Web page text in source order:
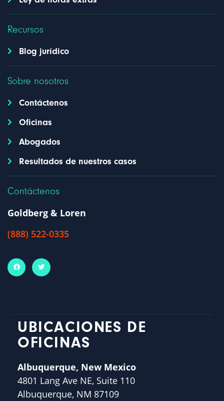
Recursos
Blog jurídico
Sobre nosotros
Contáctenos
Oficinas
Abogados
Resultados de nuestros casos
Contáctenos
Goldberg & Loren
(888) 522-0335
UBICACIONES DE
OFICINAS
Albuquerque, New Mexico
4801 Lang Ave NE, Suite 110
Albuquerque, NM 87109